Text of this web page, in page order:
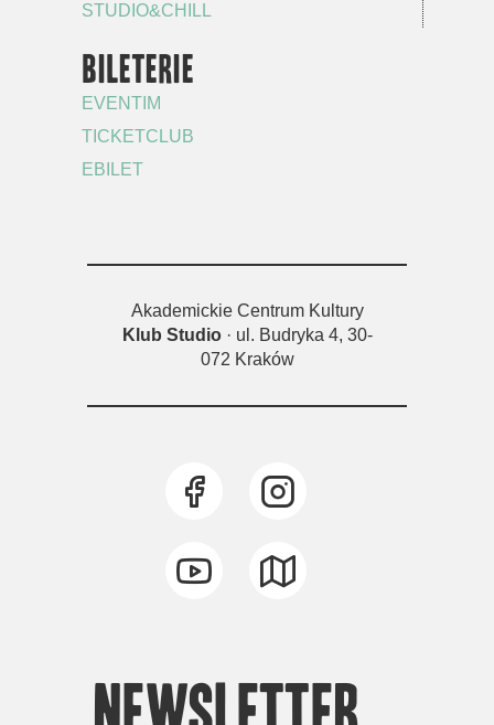
STUDIO&CHILL
BILETERIE
EVENTIM
TICKETCLUB
EBILET
Akademickie Centrum Kultury
Klub Studio· ul. Budryka 4, 30-
072 Kraków